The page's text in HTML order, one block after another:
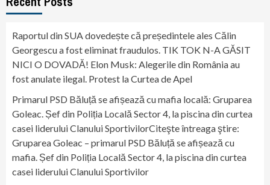
Raportul din SUA dovedește că președintele ales Călin
Georgescu a fost eliminat fraudulos. TIK TOK N-A GĂSIT
NICI O DOVADĂ! Elon Musk: Alegerile din România au
fost anulate ilegal. Protest la Curtea de Apel
Primarul PSD Băluță se afișează cu mafia locală: Gruparea
Goleac. Șef din Poliția Locală Sector 4, la piscina din curtea
casei liderului Clanului SportivilorCiteşte întreaga ştire:
Gruparea Goleac – primarul PSD Băluță se afișează cu
mafia. Șef din Poliția Locală Sector 4, la piscina din curtea
casei liderului Clanului Sportivilor